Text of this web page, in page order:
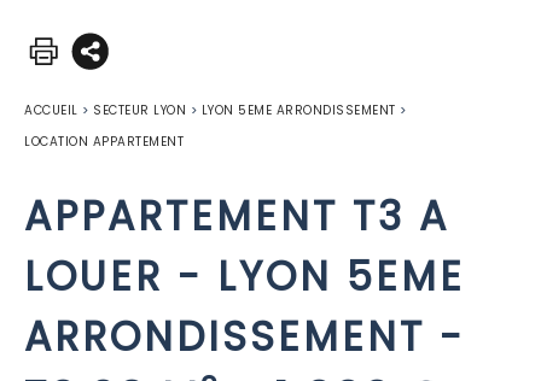
ACCUEIL > SECTEUR LYON > LYON 5EME ARRONDISSEMENT >
LOCATION APPARTEMENT
APPARTEMENT T3 A
LOUER - LYON 5EME
ARRONDISSEMENT -